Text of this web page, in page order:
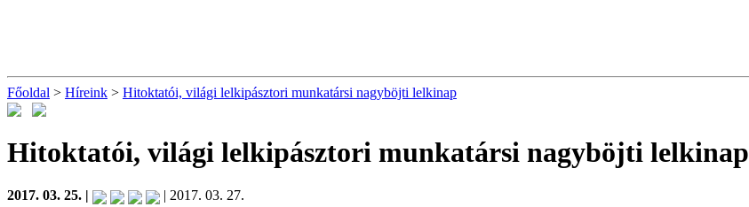
Főoldal > Híreink > Hitoktatói, világi lelkipásztori munkatársi nagyböjti lelkinap
Hitoktatói, világi lelkipásztori munkatársi nagyböjti lelkinap
2017. 03. 25. | | 2017. 03. 27.